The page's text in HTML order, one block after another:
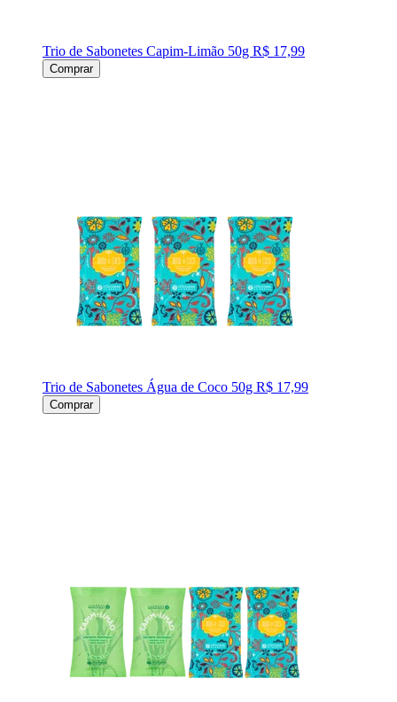
Trio de Sabonetes Capim-Limão 50g R$ 17,99
Comprar
Trio de Sabonetes Água de Coco 50g R$ 17,99
Comprar